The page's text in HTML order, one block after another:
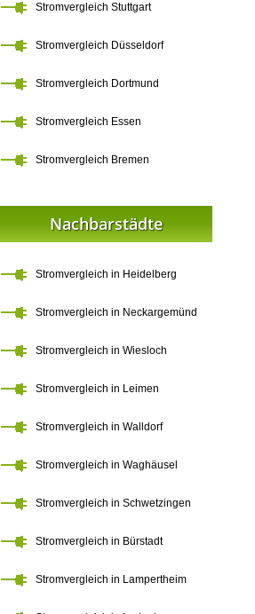
Stromvergleich Stuttgart
Stromvergleich Düsseldorf
Stromvergleich Dortmund
Stromvergleich Essen
Stromvergleich Bremen
Nachbarstädte
Stromvergleich in Heidelberg
Stromvergleich in Neckargemünd
Stromvergleich in Wiesloch
Stromvergleich in Leimen
Stromvergleich in Walldorf
Stromvergleich in Waghäusel
Stromvergleich in Schwetzingen
Stromvergleich in Bürstadt
Stromvergleich in Lampertheim